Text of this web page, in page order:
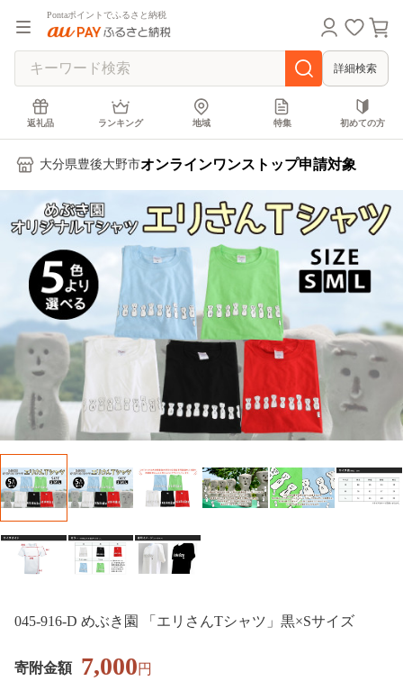
Pontaポイントでふるさと納税
詳細検索
返礼品 ランキング 地域 特集 初めての方
大分県豊後大野市オンラインワンストップ申請対象
045-916-D めぶき園 「エリさんTシャツ」黒×Sサイズ
寄附金額 7,000円